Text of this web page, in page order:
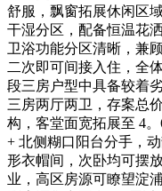
舒服，飘窗拓展休闲区
干湿分区，配备恒温花
卫浴功能分区清晰，兼
二次即可间接入住，全
段三房户型中具备较着
三房两厅两卫，存案总
构，客堂面宽拓展至 4
+ 北侧糊口阳台分手，
形衣帽间，次卧均可摆
业，高区房源可瞭望淀